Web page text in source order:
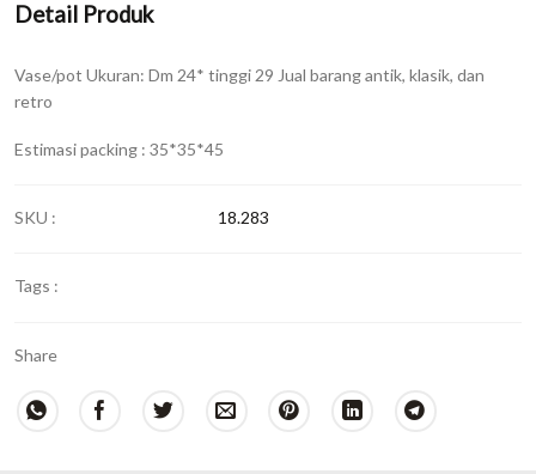
Detail Produk
Vase/pot Ukuran: Dm 24* tinggi 29 Jual barang antik, klasik, dan
retro
Estimasi packing : 35*35*45
SKU : 18.283
Tags :
Share